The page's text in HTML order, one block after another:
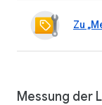
Zu
Messung der